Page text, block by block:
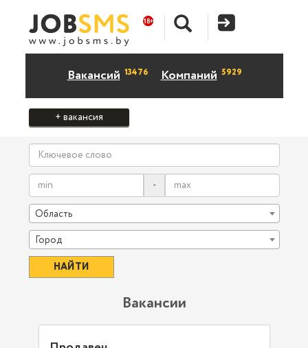
Вакансий 13476 Компаний 5929
+ вакансия
-
Область
Город
Вакансии